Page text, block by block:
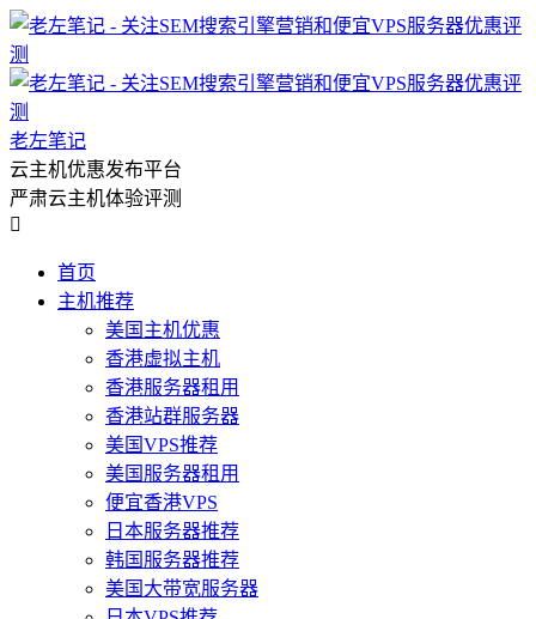
老左笔记
云主机优惠发布平台
严肃云主机体验评测

首页
主机推荐
美国主机优惠
香港虚拟主机
香港服务器租用
香港站群服务器
美国VPS推荐
美国服务器租用
便宜香港VPS
日本服务器推荐
韩国服务器推荐
美国大带宽服务器